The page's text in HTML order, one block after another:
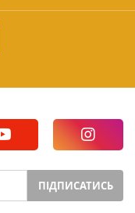
ПІДПИСАТИСЬ